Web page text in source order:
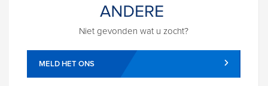
Niet gevonden wat u zocht?
MELD HET ONS